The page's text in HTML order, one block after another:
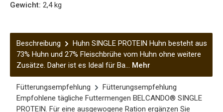
Gewicht: 2,4 kg
Beschreibung
Huhn SINGLE PROTEIN Huhn besteht aus
73% Huhn und 27% Fleischbrühe vom Huhn ohne weitere
Zusätze. Daher ist es Ideal für Ba… Mehr
Fütterungsempfehlung
Fütterungsempfehlung
Empfohlene tägliche Futtermengen BELCANDO® SINGLE
PROTEIN. Für eine ausgewogene Ration ergänzen Sie